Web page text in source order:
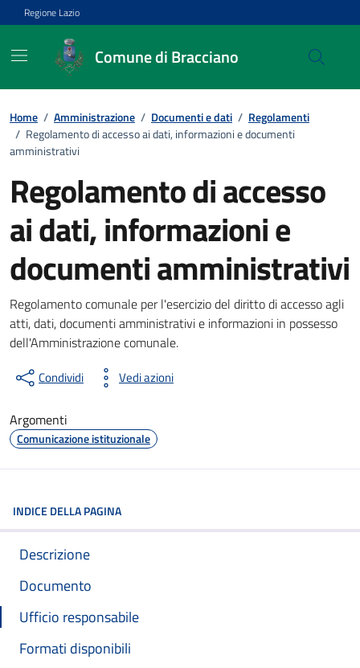
Vai ai contenuti
Vai al footer
Regione Lazio
Comune di Bracciano
Home / Amministrazione / Documenti e dati / Regolamenti
/ Regolamento di accesso ai dati, informazioni e documenti
amministrativi
Regolamento di accesso
ai dati, informazioni e
documenti amministrativi
Dettagli del documento
Regolamento comunale per l'esercizio del diritto di accesso agli
atti, dati, documenti amministrativi e informazioni in possesso
dell'Amministrazione comunale.
Condividi Vedi azioni
Argomenti
Comunicazione istituzionale
INDICE DELLA PAGINA
Descrizione
Documento
Ufficio responsabile
Formati disponibili